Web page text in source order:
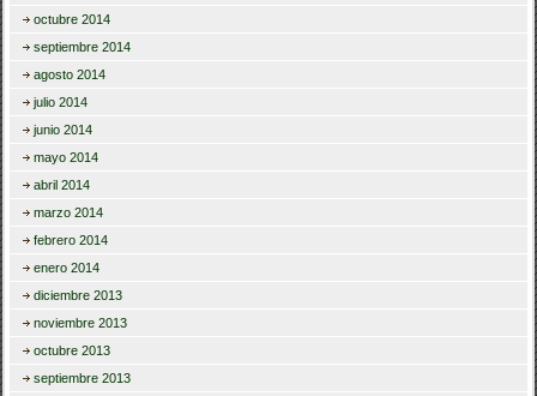
octubre 2014
septiembre 2014
agosto 2014
julio 2014
junio 2014
mayo 2014
abril 2014
marzo 2014
febrero 2014
enero 2014
diciembre 2013
noviembre 2013
octubre 2013
septiembre 2013